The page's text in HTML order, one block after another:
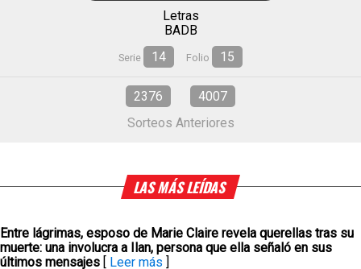
Letras
BADB
Serie 14 Folio 15
2376
4007
Sorteos Anteriores
LAS MÁS LEÍDAS
Entre lágrimas, esposo de Marie Claire revela querellas tras su
muerte: una involucra a Ilan, persona que ella señaló en sus
últimos mensajes [ Leer más ]